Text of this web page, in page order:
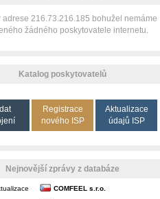
adrese 216.73.216.185 bohužel nemáme
žádného poskytovatele internetu.
Katalog poskytovatelů
Registrace
nového ISP
Aktualizace
údajů ISP
Nejnovější zprávy z databáze
COMFEEL s.r.o.